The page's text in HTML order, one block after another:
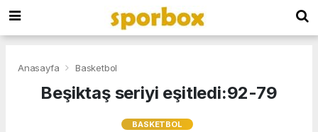
Anasayfa Basketbol
Beşiktaş seriyi eşitledi:92-79
BASKETBOL